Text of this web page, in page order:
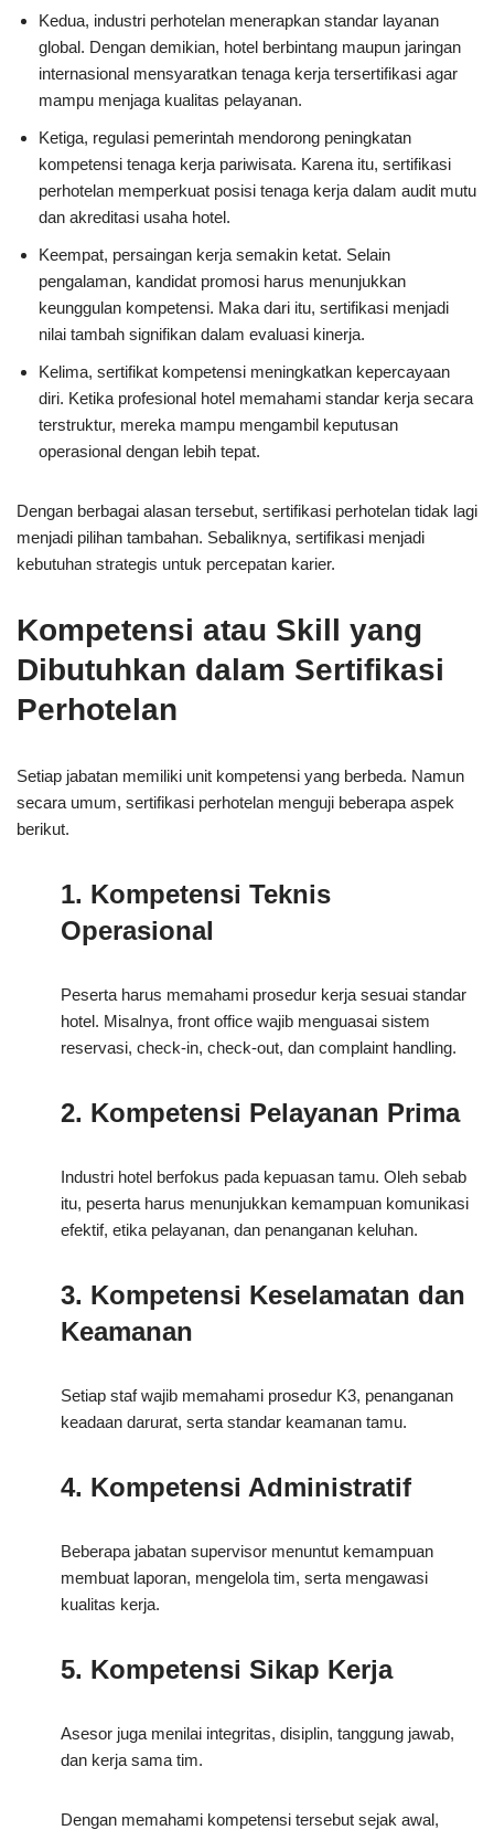
Kedua, industri perhotelan menerapkan standar layanan
global. Dengan demikian, hotel berbintang maupun jaringan
internasional mensyaratkan tenaga kerja tersertifikasi agar
mampu menjaga kualitas pelayanan.
Ketiga, regulasi pemerintah mendorong peningkatan
kompetensi tenaga kerja pariwisata. Karena itu, sertifikasi
perhotelan memperkuat posisi tenaga kerja dalam audit mutu
dan akreditasi usaha hotel.
Keempat, persaingan kerja semakin ketat. Selain
pengalaman, kandidat promosi harus menunjukkan
keunggulan kompetensi. Maka dari itu, sertifikasi menjadi
nilai tambah signifikan dalam evaluasi kinerja.
Kelima, sertifikat kompetensi meningkatkan kepercayaan
diri. Ketika profesional hotel memahami standar kerja secara
terstruktur, mereka mampu mengambil keputusan
operasional dengan lebih tepat.
Dengan berbagai alasan tersebut, sertifikasi perhotelan tidak lagi
menjadi pilihan tambahan. Sebaliknya, sertifikasi menjadi
kebutuhan strategis untuk percepatan karier.
Kompetensi atau Skill yang
Dibutuhkan dalam Sertifikasi
Perhotelan
Setiap jabatan memiliki unit kompetensi yang berbeda. Namun
secara umum, sertifikasi perhotelan menguji beberapa aspek
berikut.
1. Kompetensi Teknis
Operasional
Peserta harus memahami prosedur kerja sesuai standar
hotel. Misalnya, front office wajib menguasai sistem
reservasi, check-in, check-out, dan complaint handling.
2. Kompetensi Pelayanan Prima
Industri hotel berfokus pada kepuasan tamu. Oleh sebab
itu, peserta harus menunjukkan kemampuan komunikasi
efektif, etika pelayanan, dan penanganan keluhan.
3. Kompetensi Keselamatan dan
Keamanan
Setiap staf wajib memahami prosedur K3, penanganan
keadaan darurat, serta standar keamanan tamu.
4. Kompetensi Administratif
Beberapa jabatan supervisor menuntut kemampuan
membuat laporan, mengelola tim, serta mengawasi
kualitas kerja.
5. Kompetensi Sikap Kerja
Asesor juga menilai integritas, disiplin, tanggung jawab,
dan kerja sama tim.
Dengan memahami kompetensi tersebut sejak awal,